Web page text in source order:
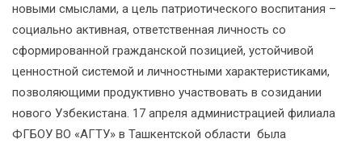
новыми смыслами, а цель патриотического воспитания –
социально активная, ответственная личность со
сформированной гражданской позицией, устойчивой
ценностной системой и личностными характеристиками,
позволяющими продуктивно участвовать в созидании
нового Узбекистана. 17 апреля администрацией филиала
ФГБОУ ВО «АГТУ» в Ташкентской области была